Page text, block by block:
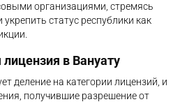
организациями, стремясь
статус республики как
в Вануату
деление на категории лицензий, и
получившие разрешение от